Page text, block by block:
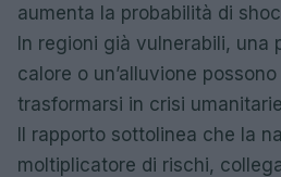
aumenta la probabilità di
In regioni già vulnerabili, una
calore o un’alluvione
trasformarsi in crisi
Il rapporto sottolinea che la
moltiplicatore di rischi,